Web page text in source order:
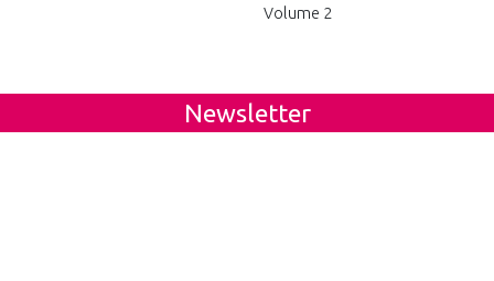
Volume 2
Newsletter